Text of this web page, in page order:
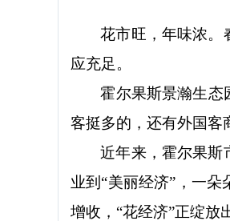
花市旺，年味浓。
应充足。
霍尔果斯景瀚生态
客挺多的，还有外国客
近年来，霍尔果斯
业到 “美丽经济”，一
增收，“花经济”正绽放